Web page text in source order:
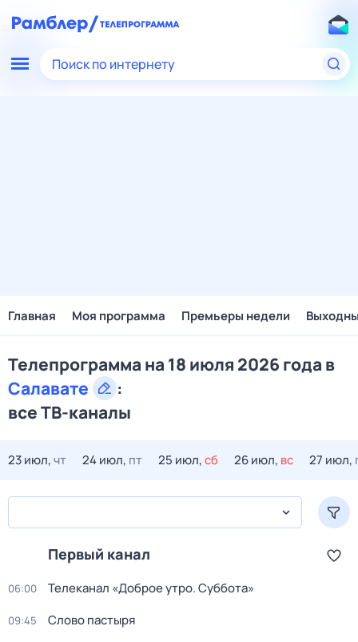
Поиск по интернету
Главная Моя программа Премьеры недели
Телепрограмма на 18 июля 2026 года в
Салавате
:
все ТВ-каналы
23 июл,чт 24 июл, пт 25 июл,сб 26 июл, вс 27 июл,
Первый канал
06:00 Телеканал «Доброе утро. Суббота»
09:45 Слово пастыря